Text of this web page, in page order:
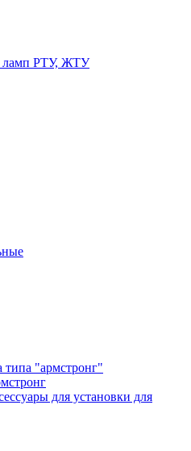
ламп РТУ, ЖТУ
типа "армстронг"
для установки для